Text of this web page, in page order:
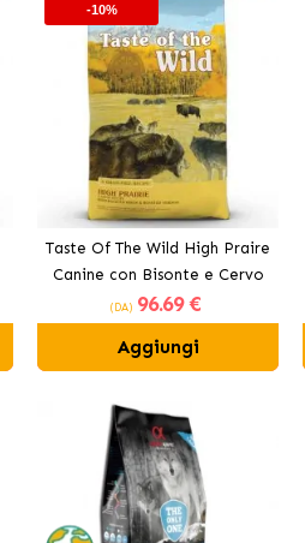
-10%
Taste Of The Wild High Praire
Canine con Bisonte e Cervo
(DA) 96.69 €
Aggiungi